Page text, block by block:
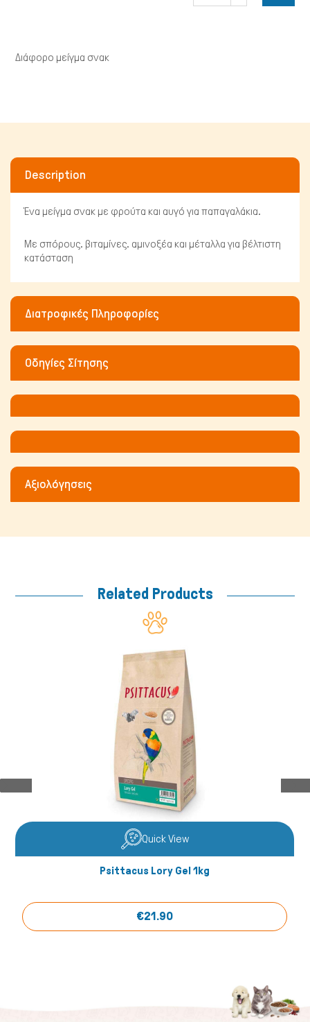
Πτηνά
Μικρά ζώα
Fish/Reptiles
Διάφορο μείγμα σνακ
Description
Ένα μείγμα σνακ με φρούτα και αυγό για παπαγαλάκια.
Με σπόρους. βιταμίνες. αμινοξέα και μέταλλα για βέλτιστη
κατάσταση
Διατροφικές Πληροφορίες
Οδηγίες Σίτησης
Αξιολόγησεις
Related Products
Quick View
Psittacus Lory Gel 1kg
€21.90